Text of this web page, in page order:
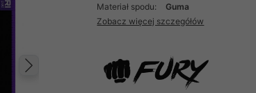
Następny
Materiał spodu:
Guma
Zobacz więcej szczegółów